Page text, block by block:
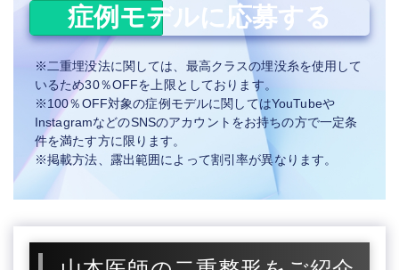
症例モデルに応募する
※二重埋没法に関しては、最高クラスの埋没糸を使用して
いるため30％OFFを上限としております。
※100％OFF対象の症例モデルに関してはYouTubeや
InstagramなどのSNSのアカウントをお持ちの方で一定条
件を満たす方に限ります。
※掲載方法、露出範囲によって割引率が異なります。